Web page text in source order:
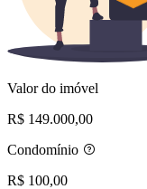
Valor do imóvel
R$ 149.000,00
Condomínio
R$ 100,00